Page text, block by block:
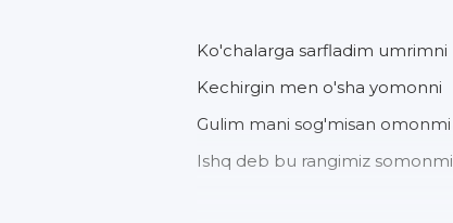
Ko'chalarga sarfladim umrimni
Kechirgin men o'sha yomonni
Gulim mani sog'misan omonmi
Ishq deb bu rangimiz somonmi